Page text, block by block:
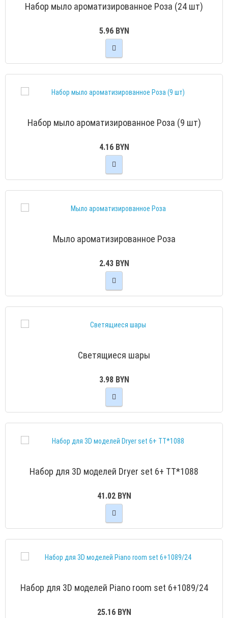
Набор мыло ароматизированное Роза (24 шт)
5.96 BYN
Набор мыло ароматизированное Роза (9 шт)
4.16 BYN
Мыло ароматизированное Роза
2.43 BYN
Светящиеся шары
3.98 BYN
Набор для 3D моделей Dryer set 6+ TT*1088
41.02 BYN
Набор для 3D моделей Piano room set 6+1089/24
25.16 BYN